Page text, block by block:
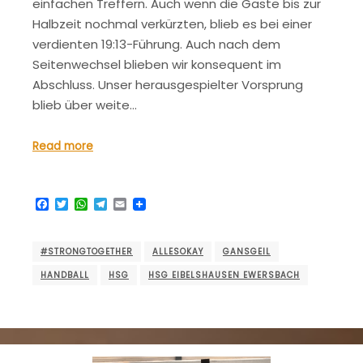
einfachen Treffern. Auch wenn die Gäste bis zur
Halbzeit nochmal verkürzten, blieb es bei einer
verdienten 19:13-Führung. Auch nach dem
Seitenwechsel blieben wir konsequent im
Abschluss. Unser herausgespielter Vorsprung
blieb über weite…
Read more
Facebook
TwitterWhatsApp
Telegram
Email
#STRONGTOGETHER ALLESOKAY
GANSGEIL
HANDBALL
HSG HSG EIBELSHAUSEN EWERSBACH